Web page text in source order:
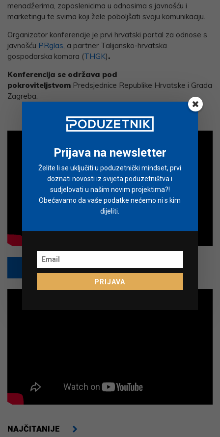
menadžerima, zaposlenicima u odnosima s javnošću i
marketingu te svima koji žele poboljšati svoju komunikaciju.
Organizator konferencije je prvi hrvatski portal za odnose s
javnošću PRglas, a partner Talijansko-hrvatska
gospodarska komora (THGK).
Konferencija se održava pod
pokroviteljstvom Predsjednice Republike Hrvatske i Grada
Zagreba.
PRETPLATI SE
NAJČITANIJE
Prijava na newsletter
Želite li se uključiti u poduzetnički mindset, prvi
doznati novosti iz svijeta poduzetništva i
sudjelovati u našim novim projektima?!
Obećavamo da vaše podatke nećemo ni s kim
dijeliti.
PRIJAVA